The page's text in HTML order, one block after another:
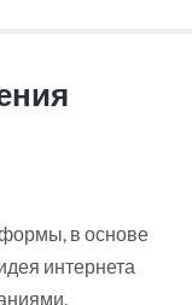
в основе
интернета